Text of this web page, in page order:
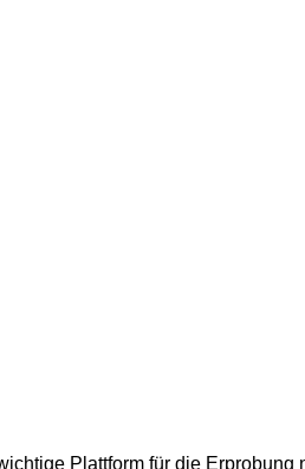
Plattform für die